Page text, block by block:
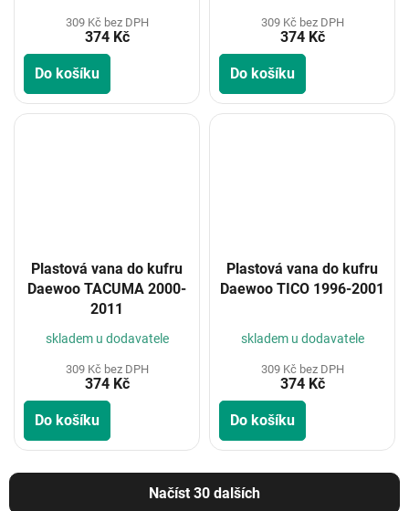
309 Kč bez DPH
374 Kč
Do košíku
309 Kč bez DPH
374 Kč
Do košíku
Plastová vana do kufru
Daewoo TACUMA 2000-
2011
skladem u dodavatele
309 Kč bez DPH
374 Kč
Do košíku
Plastová vana do kufru
Daewoo TICO 1996-2001
skladem u dodavatele
309 Kč bez DPH
374 Kč
Do košíku
Načíst 30 dalších